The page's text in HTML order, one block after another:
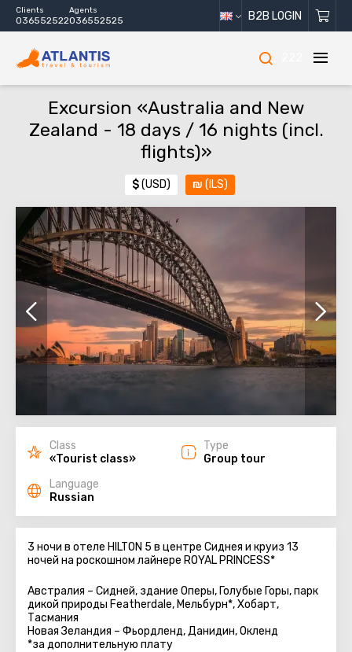
Clients
036552522
Agents
036552525 B2B LOGIN
Excursion «Australia and New
Zealand - 18 days / 16 nights (incl.
flights)»
$(USD) ₪ (ILS)
Class
«Tourist class»
Type
Group tour
Language
Russian
3 ночи в отеле HILTON 5 в центре Сиднея и круиз 13
ночей на роскошном лайнере ROYAL PRINCESS*
Австралия – Сидней, здание Оперы, Голубые Горы, парк
дикой природы Featherdale, Мельбурн*, Хобарт,
Тасмания
Новая Зеландия – Фьордленд, Данидин, Окленд
*за дополнительную плату